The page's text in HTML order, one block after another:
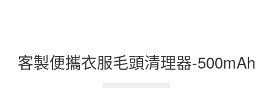
客製便攜衣服毛頭清理器-500mAh